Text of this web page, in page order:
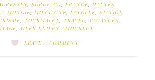
BORDEAUX FRANCE HAUTES
MONGIE MONTAGNE PAYOLLE STATION
, TOURMALET, TRAVEL VACANCES
WEEK END EN AMOUREUX
LEAVE A COMMENT